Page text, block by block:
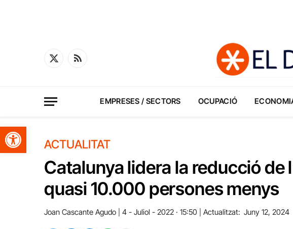
Obre la barra d'eines
X
RSS
EMPRESES / SECTORS OCUPACIÓ
ACTUALITAT
Catalunya lidera la reducció de
quasi 10.000 persones menys
Joan Cascante Agudo 4 - Juliol - 2022 · 15:50 Actualitzat: Juny 12, 2024